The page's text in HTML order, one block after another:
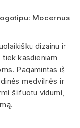
Modernus
dizainu ir
tiek kasdieniam
Pagamintas iš
medvilnės ir
šlifuotu vidumi,